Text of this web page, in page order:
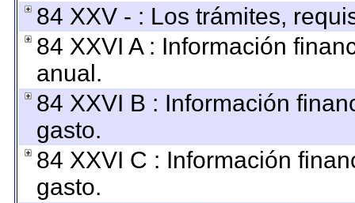
84 XXV - : Los trámites,
84 XXVI A : Información
anual.
84 XXVI B : Información
gasto.
84 XXVI C : Información
gasto.